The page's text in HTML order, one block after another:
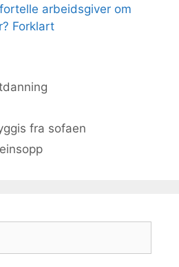
arbeidsgiver om
Forklart
fra sofaen